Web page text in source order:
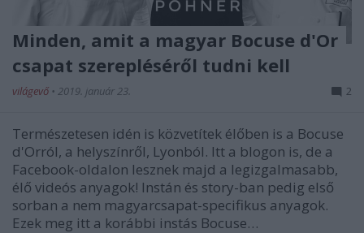
Minden, amit a magyar Bocuse d'Or
csapat szerepléséről tudni kell
világevő • 2019. január 23. 2
Természetesen idén is közvetítek élőben is a Bocuse
d'Orról, a helyszínről, Lyonból. Itt a blogon is, de a
Facebook-oldalon lesznek majd a legizgalmasabb,
élő videós anyagok! Instán és story-ban pedig első
sorban a nem magyarcsapat-specifikus anyagok.
Ezek meg itt a korábbi instás Bocuse…